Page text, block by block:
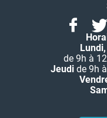
Facebook
de 9h à
Jeudi de 9h